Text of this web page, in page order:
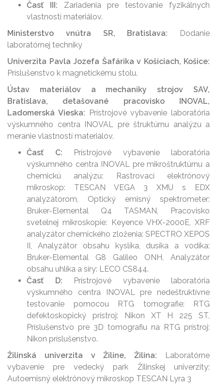
Časť III: Zariadenia pre testovanie fyzikálnych
vlastností materiálov.
Ministerstvo vnútra SR, Bratislava:
Dodanie
laboratórnej techniky
Univerzita Pavla Jozefa Šafárika v Košiciach, Košice:
Príslušenstvo k magnetickému stolu.
Ústav materiálov a mechaniky strojov SAV,
Bratislava, detašované pracovisko INOVAL,
Ladomerská Vieska: Prístrojové vybavenie laboratória
výskumného centra INOVAL pre štruktúrnu analýzu a
meranie vlastností materiálov.
Časť C: Prístrojové vybavenie laboratória
výskumného centra INOVAL pre mikroštruktúrnu a
chemickú analýzu: Rastrovací elektrónový
mikroskop: TESCAN VEGA 3 XMU s EDX
analyzátorom, Optický emisný spektrometer:
Bruker-Elemental Q4 TASMAN, Pracovisko
svetelnej mikroskopie: Keyence VHX-2000E, XRF
analyzátor chemického zloženia: SPECTRO XEPOS
II, Analyzátor obsahu kyslíka, dusíka a vodíka:
Bruker-Elemental G8 Galileo ONH, Analyzátor
obsahu uhlíka a síry: LECO CS844.
Časť D: Prístrojové vybavenie laboratória
výskumného centra INOVAL pre nedeštruktívne
testovanie pomocou RTG tomografie: RTG
defektoskopický prístroj: Nikon XT H 225 ST,
Príslušenstvo pre 3D tomografiu na RTG prístroj:
Nikon príslušenstvo.
Žilinská univerzita v Žiline, Žilina:
Laboratórne
vybavenie pre vedecký park Žilinskej univerzity:
Autoemisný elektrónový mikroskop TESCAN Lyra 3